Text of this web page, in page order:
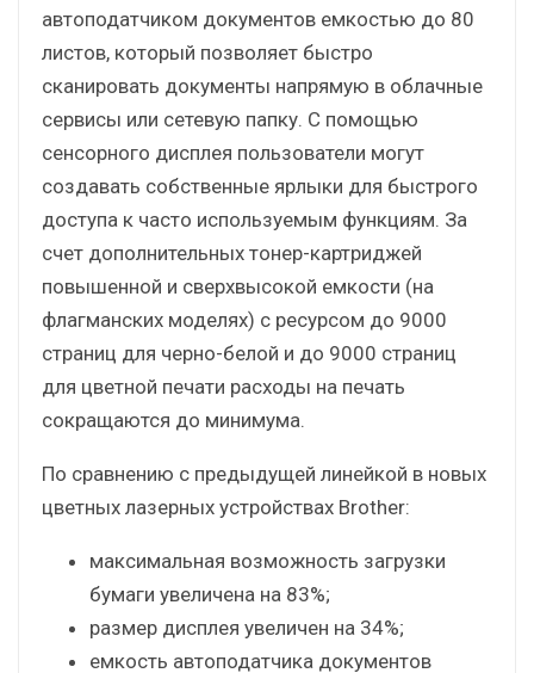
автоподатчиком документов емкостью до 80
листов, который позволяет быстро
сканировать документы напрямую в облачные
сервисы или сетевую папку. С помощью
сенсорного дисплея пользователи могут
создавать собственные ярлыки для быстрого
доступа к часто используемым функциям. За
счет дополнительных тонер-картриджей
повышенной и сверхвысокой емкости (на
флагманских моделях) с ресурсом до 9000
страниц для черно-белой и до 9000 страниц
для цветной печати расходы на печать
сокращаются до минимума.
По сравнению с предыдущей линейкой в новых
цветных лазерных устройствах Brother:
максимальная возможность загрузки
бумаги увеличена на 83%;
размер дисплея увеличен на 34%;
емкость автоподатчика документов